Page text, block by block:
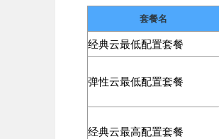
套餐名
经典云最低配置套餐
弹性云最低配置套餐
经典云最高配置套餐